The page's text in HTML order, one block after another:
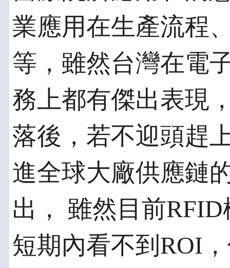
業應用在生產流程
等，雖然台灣在電
務上都有傑出表現
落後，若不迎頭趕
進全球大廠供應鏈
出， 雖然目前
短期內看不到ROI